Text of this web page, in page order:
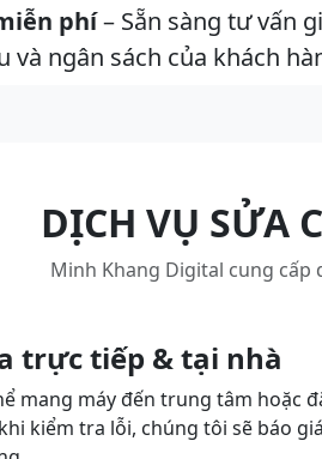
phí– Sẵn sàng tư vấn
và ngân sách của khách
DỊCH VỤ SỬA
Minh Khang Digital cung cấp
trực tiếp & tại nhà
mang máy đến trung tâm hoặc
kiểm tra lỗi, chúng tôi sẽ báo